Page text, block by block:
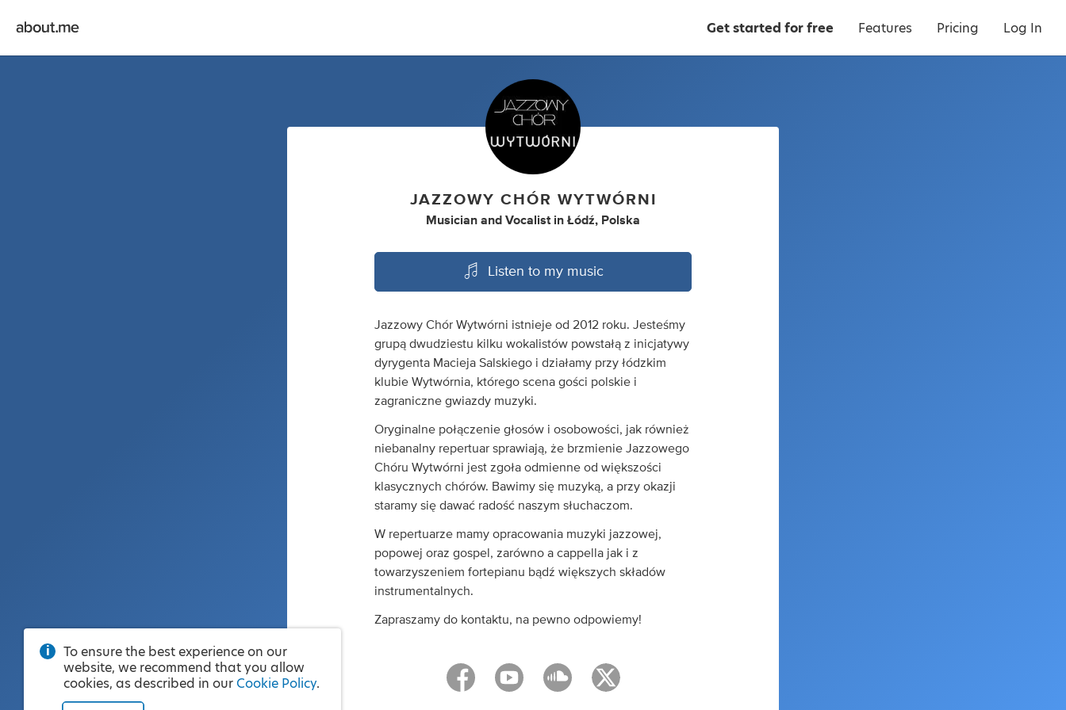
Get started for free Features Pricing Log In
JAZZOWY CHÓR WYTWÓRNI
Musician and Vocalist in Łódź, Polska
Listen to my music
Jazzowy Chór Wytwórni istnieje od 2012 roku. Jesteśmy
grupą dwudziestu kilku wokalistów powstałą z inicjatywy
dyrygenta Macieja Salskiego i działamy przy łódzkim
klubie Wytwórnia, którego scena gości polskie i
zagraniczne gwiazdy muzyki.
Oryginalne połączenie głosów i osobowości, jak również
niebanalny repertuar sprawiają, że brzmienie Jazzowego
Chóru Wytwórni jest zgoła odmienne od większości
klasycznych chórów. Bawimy się muzyką, a przy okazji
staramy się dawać radość naszym słuchaczom.
W repertuarze mamy opracowania muzyki jazzowej,
popowej oraz gospel, zarówno a cappella jak i z
towarzyszeniem fortepianu bądź większych składów
instrumentalnych.
Zapraszamy do kontaktu, na pewno odpowiemy!
To ensure the best experience on our
website, we recommend that you allow
cookies, as described in our Cookie Policy.